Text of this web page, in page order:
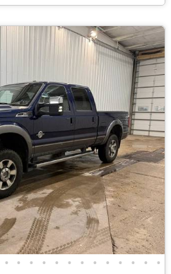
• • • • • • • • • • • • •